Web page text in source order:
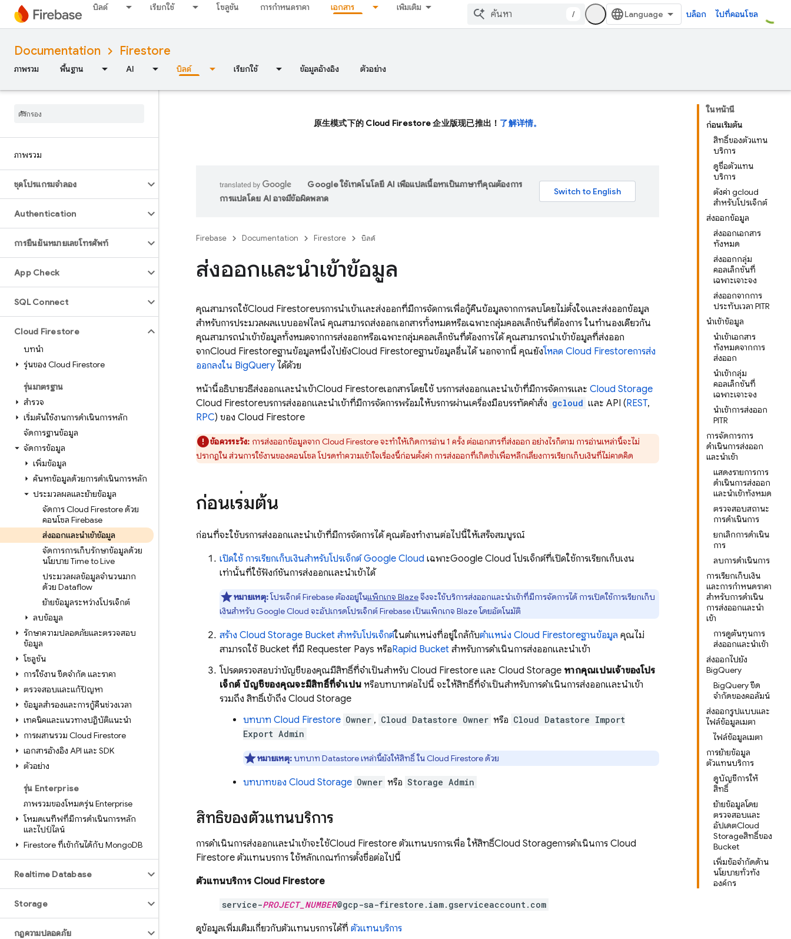
บิลด์ เรียกใช้ โซลูชัน การกำหนดราคา เอกสาร เพิ่มเติม
/ บล็อก ไปที่คอนโซล
Documentation Firestore
ภาพรวม พื้นฐาน AI บิลด์ เรียกใช้ ข้อมูลอ้างอิง ตัวอย่าง
ภาพรวม
ชุดโปรแกรมจำลอง
Authentication
การยืนยันหมายเลขโทรศัพท์
App Check
SQL Connect
Cloud Firestore
บทนำ
รุ่นของ Cloud Firestore
รุ่นมาตรฐาน
สำรวจ
เริ่มต้นใช้งานการดำเนินการหลัก
จัดการฐานข้อมูล
จัดการข้อมูล
เพิ่มข้อมูล
ค้นหาข้อมูลด้วยการดำเนินการหลัก
ประมวลผลและย้ายข้อมูล
จัดการ Cloud Firestore ด้วย
คอนโซล Firebase
ส่งออกและนำเข้าข้อมูล
จัดการการเก็บรักษาข้อมูลด้วย
นโยบาย Time to Live
ประมวลผลข้อมูลจำนวนมาก
ด้วย Dataflow
ย้ายข้อมูลระหว่างโปรเจ็กต์
ลบข้อมูล
รักษาความปลอดภัยและตรวจสอบ
ข้อมูล
โซลูชัน
การใช้งาน ขีดจำกัด และราคา
ตรวจสอบและแก้ปัญหา
ข้อมูลสำรองและการกู้คืนช่วงเวลา
เทคนิคและแนวทางปฏิบัติแนะนำ
การผสานรวม Cloud Firestore
เอกสารอ้างอิง API และ SDK
ตัวอย่าง
รุ่น Enterprise
ภาพรวมของโหมดรุ่น Enterprise
โหมดเนทีฟที่มีการดำเนินการหลัก
และไปป์ไลน์
Firestore ที่เข้ากันได้กับ MongoDB
Realtime Database
Storage
กฎความปลอดภัย
ในหน้านี้
ก่อนเริ่มต้น
สิทธิ์ของตัวแทน
บริการ
ดูชื่อตัวแทน
บริการ
ตั้งค่า gcloud
สำหรับโปรเจ็กต์
ส่งออกข้อมูล
ส่งออกเอกสาร
ทั้งหมด
ส่งออกกลุ่ม
คอลเล็กชันที่
เฉพาะเจาะจง
ส่งออกจากการ
ประทับเวลา PITR
นำเข้าข้อมูล
นำเข้าเอกสาร
ทั้งหมดจากการ
ส่งออก
นำเข้ากลุ่ม
คอลเล็กชันที่
เฉพาะเจาะจง
นำเข้าการส่งออก
PITR
การจัดการการ
ดำเนินการส่งออก
และนำเข้า
แสดงรายการการ
ดำเนินการส่งออก
และนำเข้าทั้งหมด
ตรวจสอบสถานะ
การดำเนินการ
ยกเลิกการดำเนิน
การ
ลบการดำเนินการ
การเรียกเก็บเงิน
และการกำหนดราคา
สำหรับการดำเนิน
การส่งออกและนำ
เข้า
การดูต้นทุนการ
ส่งออกและนำเข้า
ส่งออกไปยัง
BigQuery
BigQuery ขีด
จำกัดของคอลัมน์
ส่งออกรูปแบบและ
ไฟล์ข้อมูลเมตา
ไฟล์ข้อมูลเมตา
การย้ายข้อมูล
ตัวแทนบริการ
ดูบัญชีการให้
สิทธิ์
ย้ายข้อมูลโดย
ตรวจสอบและ
อัปเดตCloud
Storageสิทธิ์ของ
Bucket
เพิ่มข้อจำกัดด้าน
นโยบายทั่วทั้ง
องค์กร
原生模式下的 Cloud Firestore 企业版现已推出！ 了解详情。
Google ใช้เทคโนโลยี AI เพื่อแปลเนื้อหาเป็นภาษาที่คุณต้องการ
การแปลโดย AI อาจมีข้อผิดพลาด
Firebase Documentation Firestore บิลด์
ส่งออกและนำเข้าข้อมูล
คุณสามารถใช้Cloud Firestoreบริการนำเข้าและส่งออกที่มีการจัดการเพื่อกู้คืนข้อมูลจากการลบโดยไม่ตั้งใจและส่งออกข้อมูล
สำหรับการประมวลผลแบบออฟไลน์ คุณสามารถส่งออกเอกสารทั้งหมดหรือเฉพาะกลุ่มคอลเล็กชันที่ต้องการ ในทำนองเดียวกัน
คุณสามารถนําเข้าข้อมูลทั้งหมดจากการส่งออกหรือเฉพาะกลุ่มคอลเล็กชันที่ต้องการได้ คุณสามารถนำเข้าข้อมูลที่ส่งออก
จากCloud Firestoreฐานข้อมูลหนึ่งไปยังCloud Firestoreฐานข้อมูลอื่นได้ นอกจากนี้ คุณยังโหลด Cloud Firestoreการส่ง
ออกลงใน BigQuery ได้ด้วย
หน้านี้อธิบายวิธีส่งออกและนำเข้าCloud Firestoreเอกสารโดยใช้ บริการส่งออกและนำเข้าที่มีการจัดการและ Cloud Storage
Cloud Firestoreบริการส่งออกและนำเข้าที่มีการจัดการพร้อมให้บริการผ่านเครื่องมือบรรทัดคำสั่ง gcloud และ API (REST,
RPC) ของ Cloud Firestore
ข้อควรระวัง: การส่งออกข้อมูลจาก Cloud Firestoreจะทำให้เกิดการอ่าน 1 ครั้ง ต่อเอกสารที่ส่งออก อย่างไรก็ตาม การอ่านเหล่านี้จะไม่
ปรากฏใน ส่วนการใช้งานของคอนโซล โปรดทำความเข้าใจเรื่องนี้ก่อนตั้งค่า การส่งออกที่เกิดซ้ำเพื่อหลีกเลี่ยงการเรียกเก็บเงินที่ไม่คาดคิด
ก่อนเริ่มต้น
ก่อนที่จะใช้บริการส่งออกและนำเข้าที่มีการจัดการได้ คุณต้องทำงานต่อไปนี้ให้เสร็จสมบูรณ์
เปิดใช้ การเรียกเก็บเงินสำหรับโปรเจ็กต์Google Cloud เฉพาะGoogle Cloud โปรเจ็กต์ที่เปิดใช้การเรียกเก็บเงิน
เท่านั้นที่ใช้ฟังก์ชันการส่งออกและนำเข้าได้
หมายเหตุ:โปรเจ็กต์ Firebase ต้องอยู่ในแพ็กเกจ Blazeจึงจะใช้บริการส่งออกและนำเข้าที่มีการจัดการได้ การเปิดใช้การเรียกเก็บ
เงินสำหรับ Google Cloud จะอัปเกรดโปรเจ็กต์ Firebase เป็นแพ็กเกจ Blaze โดยอัตโนมัติ
สร้าง Cloud Storage Bucket สำหรับโปรเจ็กต์ในตำแหน่งที่อยู่ใกล้กับตำแหน่ง Cloud Firestoreฐานข้อมูล คุณไม่
สามารถใช้ Bucket ที่มี Requester Pays หรือRapid Bucket สำหรับการดำเนินการส่งออกและนำเข้า
โปรดตรวจสอบว่าบัญชีของคุณมีสิทธิ์ที่จำเป็นสำหรับ Cloud Firestore และ Cloud Storage หากคุณเป็นเจ้าของโปร
เจ็กต์ บัญชีของคุณจะมีสิทธิ์ที่จำเป็น หรือบทบาทต่อไปนี้ จะให้สิทธิ์ที่จำเป็นสำหรับการดำเนินการส่งออกและนำเข้า
รวมถึง สิทธิ์เข้าถึง Cloud Storage
บทบาท Cloud Firestore Owner , Cloud Datastore Owner หรือ Cloud Datastore Import
Export Admin
หมายเหตุ: บทบาท Datastoreเหล่านี้ยังให้สิทธิ์ ใน Cloud Firestoreด้วย
บทบาทของ Cloud Storage Owner หรือ Storage Admin
สิทธิ์ของตัวแทนบริการ
การดำเนินการส่งออกและนำเข้าจะใช้Cloud Firestore ตัวแทนบริการเพื่อ ให้สิทธิ์Cloud Storageการดำเนินการ Cloud
Firestore ตัวแทนบริการ ใช้หลักเกณฑ์การตั้งชื่อต่อไปนี้
ตัวแทนบริการ Cloud Firestore
service-PROJECT_NUMBER@gcp-sa-firestore.iam.gserviceaccount.com
ดูข้อมูลเพิ่มเติมเกี่ยวกับตัวแทนบริการได้ที่ ตัวแทนบริการ